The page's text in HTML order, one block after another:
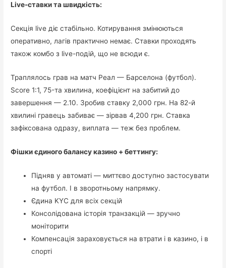
Live-ставки та швидкість:
Секція live діє стабільно. Котирування змінюються
оперативно, лагів практично немає. Ставки проходять
також комбо з live-подій, що не всюди є.
Траплялось грав на матч Реал — Барселона (футбол).
Score 1:1, 75-та хвилина, коефіцієнт на забитий до
завершення — 2.10. Зробив ставку 2,000 грн. На 82-й
хвилині гравець забиває — зірвав 4,200 грн. Ставка
зафіксована одразу, виплата — теж без проблем.
Фішки єдиного балансу казино + беттингу:
Підняв у автоматі — миттєво доступно застосувати
на футбол. І в зворотньому напрямку.
Єдина KYC для всіх секцій
Консолідована історія транзакцій — зручно
моніторити
Компенсація зараховується на втрати і в казино, і в
спорті